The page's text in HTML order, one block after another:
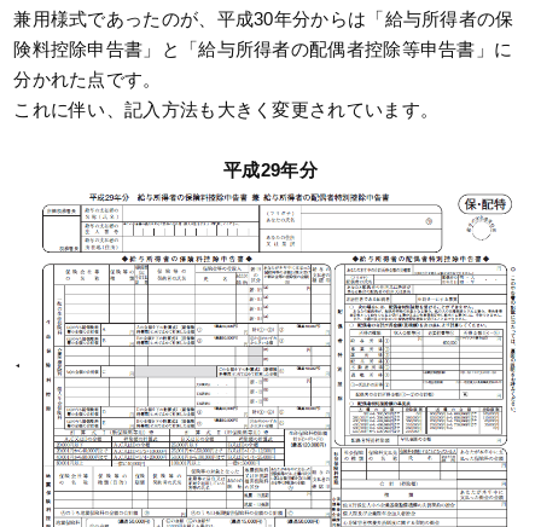
兼用様式であったのが、平成30年分からは「給与所得者の保
険料控除申告書」と「給与所得者の配偶者控除等申告書」に
分かれた点です。
これに伴い、記入方法も大きく変更されています。
平成29年分